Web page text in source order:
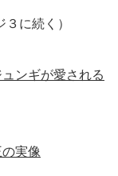
に続く）
ンギが愛される
実像